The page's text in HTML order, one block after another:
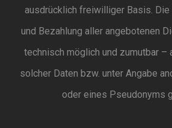
ausdrücklich freiwilliger Basis. Die
und Bezahlung aller angebotenen
technisch möglich und zumutbar –
solcher Daten bzw. unter Angabe
oder eines Pseudonyms